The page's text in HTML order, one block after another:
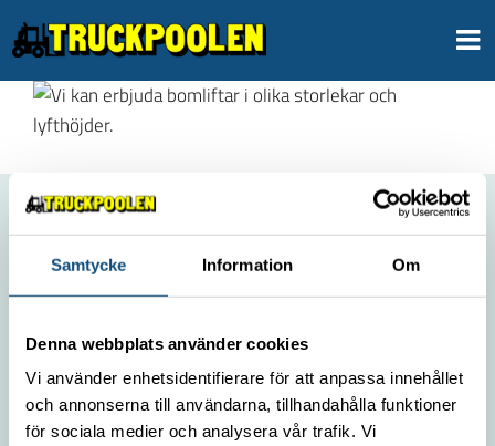
Samtycke Information Om
Denna webbplats använder cookies
Vi använder enhetsidentifierare för att anpassa innehållet
och annonserna till användarna, tillhandahålla funktioner
för sociala medier och analysera vår trafik. Vi
till
OM OSS
Kontakt
Miljöpolicy
Jobba hos oss
Integritetspolicy